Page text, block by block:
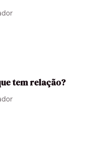
tem relação?